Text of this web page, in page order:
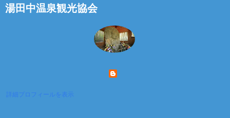
湯田中温泉観光協会
詳細プロフィールを表示